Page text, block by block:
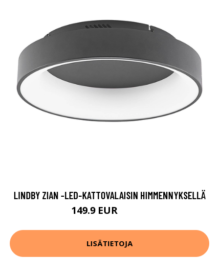
LINDBY ZIAN -LED-KATTOVALAISIN HIMMENNYKSELLÄ
149.9 EUR
LISÄTIETOJA